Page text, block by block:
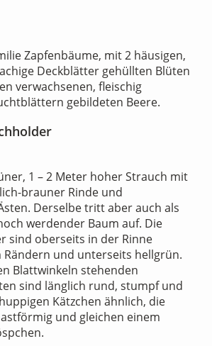
Zapfenbäume, mit 2 häusigen,
Deckblätter gehüllten Blüten
verwachsenen, fleischig
gebildeten Beere.
1 – 2 Meter hoher Strauch mit
brauner Rinde und
Derselbe tritt aber auch als
werdender Baum auf. Die
sind oberseits in der Rinne
Rändern und unterseits hellgrün.
Blattwinkeln stehenden
sind länglich rund, stumpf und
Kätzchen ähnlich, die
und gleichen einem